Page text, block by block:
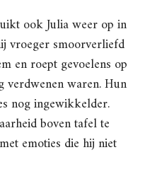
ook Julia weer op in
vroeger smoorverliefd
en roept gevoelens op
verdwenen waren. Hun
nog ingewikkelder.
boven tafel te
emoties die hij niet